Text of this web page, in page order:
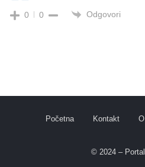
0 0 Odgovori
Početna Kontakt
© 2024 –